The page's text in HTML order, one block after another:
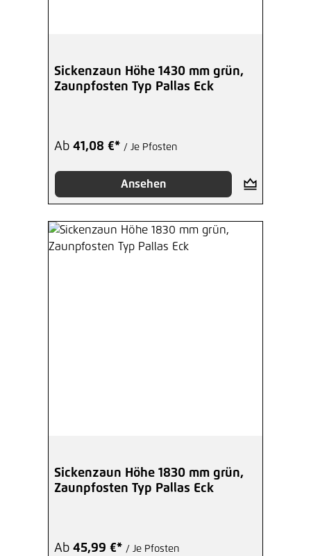
Sickenzaun Höhe 1430 mm grün,
Zaunpfosten Typ Pallas Eck
Ab 41,08 €* / Je Pfosten
Ansehen
Sickenzaun Höhe 1830 mm grün,
Zaunpfosten Typ Pallas Eck
Ab 45,99 €* / Je Pfosten